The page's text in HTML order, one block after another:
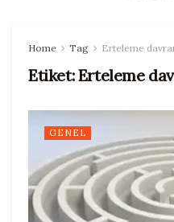
Home Tag Erteleme
Etiket:Erteleme
GENEL